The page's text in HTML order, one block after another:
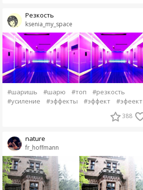
ksenia_my_space
Резкость
#шаришь #шарю #топ
#резкость
#усиление
#эффекты #эффект #эфеект
388
fr_hoffmann
nature